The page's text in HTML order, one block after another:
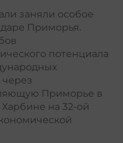
заняли особое
Приморья.
потенциала
Приморье в
на 32-ой